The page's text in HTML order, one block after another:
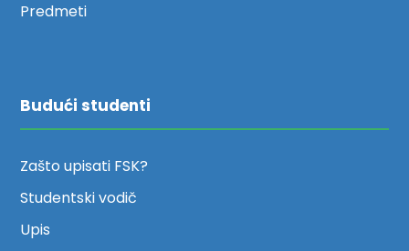
Predmeti
Budući studenti
Zašto upisati FSK?
Studentski vodič
Upis